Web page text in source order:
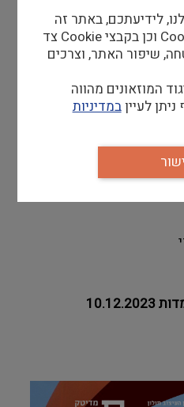
תוכן מגוון
בצוות
עסקי/ מכירות
לידיעתכם, באתר זה
נעשה שימוש בקבצי Cookie וכן בקבצי Cookie צד
שיפור האתר, וצרכים
המוזאונים מהווה
לעייןבמדיניות